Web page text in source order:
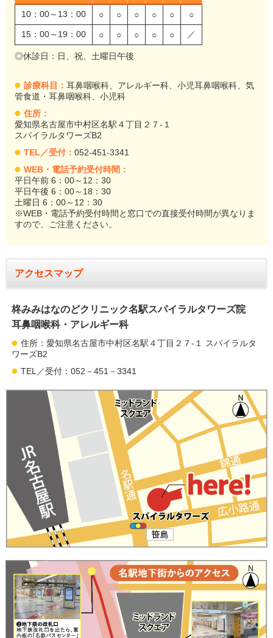
10：00～13：00
○ ○ ○ ○ ○
○
15：00～19：00
○ ○ ○ ○ ○ ／
◎休診日：日、祝、土曜日午後
診療科目： 耳鼻咽喉科、アレルギー科、小児耳鼻咽喉科、気
管食道・耳鼻咽喉科、小児科
住所：
愛知県名古屋市中村区名駅４丁目２７-１
スパイラルタワーズB2
TEL／受付： 052-451-3341
WEB・電話予約受付時間：
平日午前 6：00～12：30
平日午後 6：00～18：30
土曜日 6：00～12：30
※WEB・電話予約受付時間と窓口での直接受付時間が異なりま
すので、ご注意ください。
アクセスマップ
柊みみはなのどクリニック名駅スパイラルタワーズ院
耳鼻咽喉科・アレルギー科
住所：愛知県名古屋市中村区名駅４丁目２７-１ スパイラルタ
ワーズB2
TEL／受付：052－451－3341